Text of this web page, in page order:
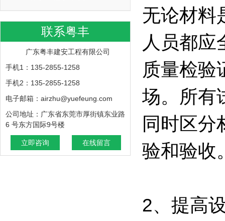
联系粤丰
广东粤丰建安工程有限公司
手机1：135-2855-1258
手机2：135-2855-1258
电子邮箱：airzhu@yuefeung.com
公司地址：广东省东莞市厚街镇东业路
6 号东方国际9号楼
立即咨询 在线留言
无论材料
人员都应
质量检验
场。所有
同时区分
验和验收
2、提高